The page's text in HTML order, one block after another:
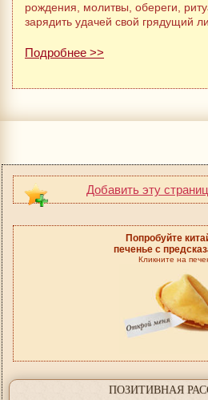
рождения, молитвы, обереги,
зарядить удачей свой грядущий
Подробнее >>
Добавить эту
Попробуйте
печенье с
Кликните на
ПОЗИТИВНАЯ